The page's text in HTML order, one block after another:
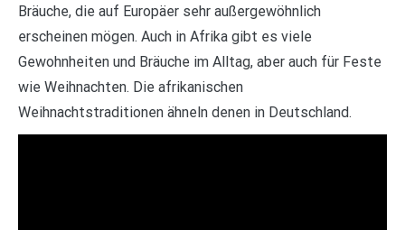
Bräuche, die auf Europäer sehr außergewöhnlich
erscheinen mögen. Auch in Afrika gibt es viele
Gewohnheiten und Bräuche im Alltag, aber auch für Feste
wie Weihnachten. Die afrikanischen
Weihnachtstraditionen ähneln denen in Deutschland.